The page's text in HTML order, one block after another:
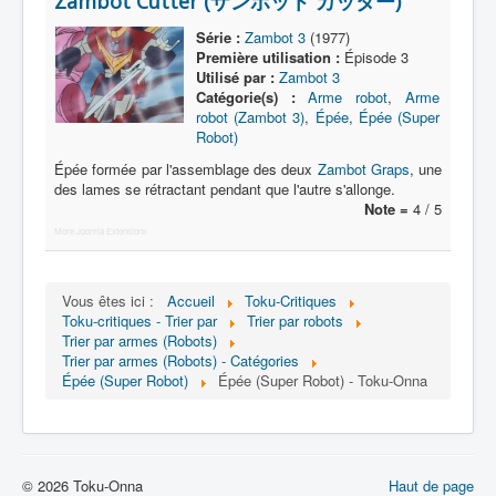
Série
Acteur
Équipe
Transformation
Objet
Lieu
Épisode
Série : Zambot 3(1977)
Première utilisation :Épisode 3
Utilisé par : Zambot 3
Catégorie(s) :
Arme robot, Arme
robot (Zambot 3), Épée, Épée (Super
Robot)
Épée formée par l'assemblage des deux Zambot Graps, une
des lames se rétractant pendant que l'autre s'allonge.
Note = 4 / 5
More Joomla Extensions
Vous êtes ici : Accueil
Toku-Critiques
Toku-critiques - Trier par
Trier par robots
Trier par armes (Robots)
Trier par armes (Robots) - Catégories
Épée (Super Robot)
Épée (Super Robot) - Toku-Onna
Haut de page
© 2026 Toku-Onna